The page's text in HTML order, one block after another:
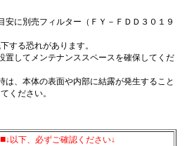
安に別売フィルター（ＦＹ－ＦＤＤ３０１９
する恐れがあります。
置してメンテナンススペースを確保してくだ
は、本体の表面や内部に結露が発生すること
ください。
↓以下、必ずご確認ください↓